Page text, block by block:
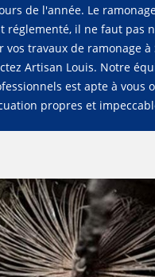
de l'année. Le
réglementé, il ne faut pas
vos travaux de ramonage à
Artisan Louis. Notre
est apte à vous
propres et